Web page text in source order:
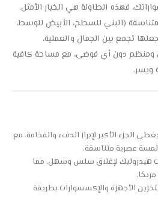
فهذه الطاولة هي الخيار الأمثل.
(البني للسطح، الأبيض للوسط،
تجمع بين الجمال والعملية،
ومنظم دون أي فوضى، مع مساحة كافية
ويسر.
الجزء الأكبر لإبراز الدفء والفخامة، مع
لمسة عصرية متناسقة.
هيدروليك لإغلاق سلس وسهل، مما
الأجهزة والإكسسوارات بطريقة